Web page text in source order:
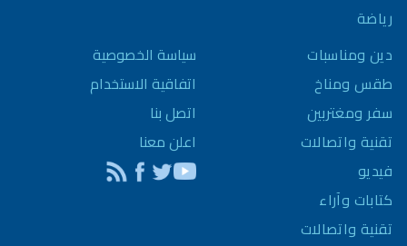
رياضة
دين ومناسبات
طقس ومناخ
سفر ومغتربين
تقنية واتصالات
فيديو
كتابات وآراء
تقنية واتصالات
سياسة الخصوصية
اتفاقية الاستخدام
اتصل بنا
اعلن معنا